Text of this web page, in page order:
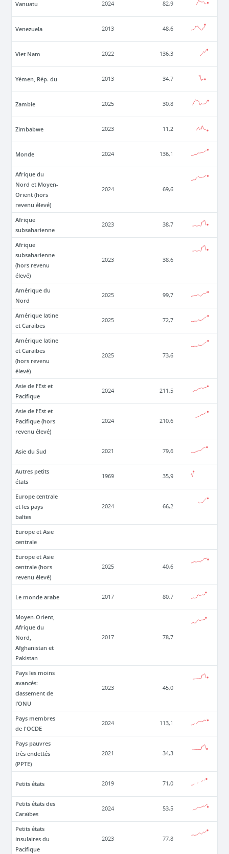
Vanuatu 2024 82,9
Venezuela 2013 48,6
Viet Nam 2022 136,3
Yémen, Rép. du 2013 34,7
Zambie 2025 30,8
Zimbabwe 2023 11,2
Monde 2024 136,1
Afrique du
Nord et Moyen-
Orient (hors
revenu élevé)
2024 69,6
Afrique
subsaharienne
2023 38,7
Afrique
subsaharienne
(hors revenu
élevé)
2023 38,6
Amérique du
Nord
2025 99,7
Amérique latine
et Caraïbes
2025 72,7
Amérique latine
et Caraïbes
(hors revenu
élevé)
2025 73,6
Asie de l’Est et
Pacifique
2024 211,5
Asie de l’Est et
Pacifique (hors
revenu élevé)
2024 210,6
Asie du Sud 2021 79,6
Autres petits
états
1969 35,9
Europe centrale
et les pays
baltes
2024 66,2
Europe et Asie
centrale
Europe et Asie
centrale (hors
revenu élevé)
2025 40,6
Le monde arabe 2017 80,7
Moyen-Orient,
Afrique du
Nord,
Afghanistan et
Pakistan
2017 78,7
Pays les moins
avancés:
classement de
l’ONU
2023 45,0
Pays membres
de l'OCDE
2024 113,1
Pays pauvres
très endettés
(PPTE)
2021 34,3
Petits états 2019 71,0
Petits états des
Caraïbes
2024 53,5
Petits états
insulaires du
Pacifique
2023 77,8